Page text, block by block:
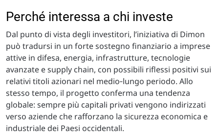
Perché interessa a chi investe
Dal punto di vista degli investitori, l’iniziativa di Dimon
può tradursi in un forte sostegno finanziario a imprese
attive in difesa, energia, infrastrutture, tecnologie
avanzate e supply chain, con possibili riflessi positivi sui
relativi titoli azionari nel medio‑lungo periodo. Allo
stesso tempo, il progetto conferma una tendenza
globale: sempre più capitali privati vengono indirizzati
verso aziende che rafforzano la sicurezza economica e
industriale dei Paesi occidentali.​